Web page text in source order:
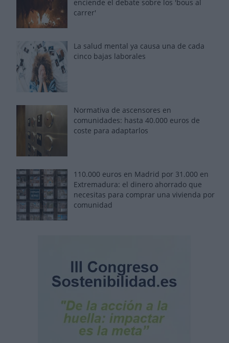
enciende el debate sobre los 'bous al
carrer'
La salud mental ya causa una de cada
cinco bajas laborales
Normativa de ascensores en
comunidades: hasta 40.000 euros de
coste para adaptarlos
110.000 euros en Madrid por 31.000 en
Extremadura: el dinero ahorrado que
necesitas para comprar una vivienda por
comunidad